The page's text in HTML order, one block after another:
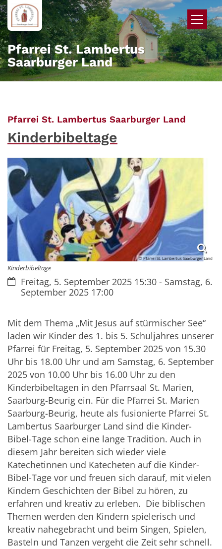
Zum Inhalt springen
Pfarrei St. Lambertus
Saarburger Land
Pfarrei St. Lambertus Saarburger Land
Kinderbibeltage
© Pfarrei St. Lambertus Saarburger Land
Kinderbibeltage
Datum:
Freitag, 5. September 2025 15:30 - Samstag, 6.
September 2025 17:00
Mit dem Thema „Mit Jesus auf stürmischer See“
laden wir Kinder des 1. bis 5. Schuljahres unserer
Pfarrei für Freitag, 5. September 2025 von 15.30
Uhr bis 18.00 Uhr und am Samstag, 6. September
2025 von 10.00 Uhr bis 16.00 Uhr zu den
Kinderbibeltagen in den Pfarrsaal St. Marien,
Saarburg-Beurig ein. Für die Pfarrei St. Marien
Saarburg-Beurig, heute als fusionierte Pfarrei St.
Lambertus Saarburger Land sind die Kinder-
Bibel-Tage schon eine lange Tradition. Auch in
diesem Jahr bereiten sich wieder viele
Katechetinnen und Katecheten auf die Kinder-
Bibel-Tage vor und freuen sich darauf, mit vielen
Kindern Geschichten der Bibel zu hören, zu
erfahren und kreativ zu erleben. Die biblischen
Themen werden den Kindern spielerisch und
kreativ nahegebracht und beim Singen, Spielen,
Basteln und Tanzen vergeht die Zeit sehr schnell.